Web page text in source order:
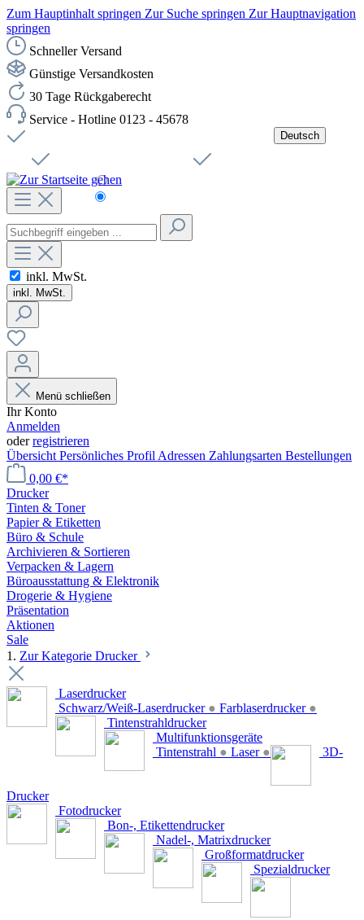
Zum Hauptinhalt springen Zur Suche springen Zur Hauptnavigation
springen
Schneller Versand
Günstige Versandkosten
30 Tage Rückgaberecht
Service - Hotline 0123 - 45678
Deutsch
Čeština
inkl. MwSt.
inkl. MwSt.
Menü schließen
Ihr Konto
Anmelden
oderregistrieren
Übersicht Persönliches Profil Adressen Zahlungsarten Bestellungen
0,00 €*
Drucker
Tinten & Toner
Papier & Etiketten
Büro & Schule
Archivieren & Sortieren
Verpacken & Lagern
Büroausstattung & Elektronik
Drogerie & Hygiene
Präsentation
Aktionen
Sale
1. Zur Kategorie Drucker
Laserdrucker
Schwarz/Weiß-Laserdrucker ● Farblaserdrucker ●
Tintenstrahldrucker
Multifunktionsgeräte
Tintenstrahl ● Laser ● 3D-
Drucker
Fotodrucker
Bon-, Etikettendrucker
Nadel-, Matrixdrucker
Großformatdrucker
Spezialdrucker